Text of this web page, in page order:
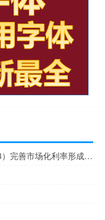
央行发布中国区域金融运行报告（2023）完善市场化利率形成和传导机制发挥政策利率引导作用持续释放贷款市场报价利率改革效能和存款利率市场化调整机制重要作用推动企业融资和居民信贷成本稳中有降构建金融有效服务实体经济的体制机制完善金融支持科技创新体系继续加大对企业稳岗扩岗和重点群体创业就业的金融支持力度